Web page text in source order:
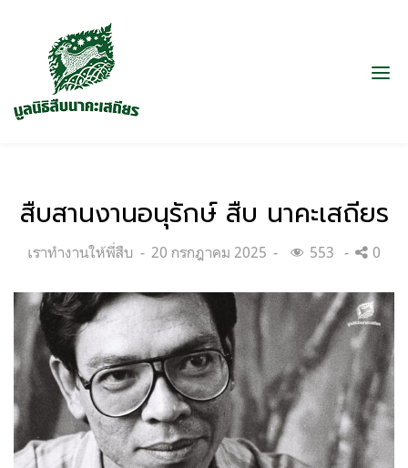
สืบสานงานอนุรักษ์ สืบ นาคะเสถียร
Categories:
เราทำงานให้พี่สืบ
Posted
20 กรกฎาคม 2025 553 0